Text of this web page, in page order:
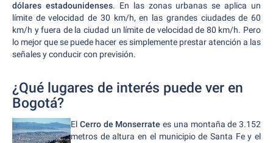
dólares estadounidenses. En las zonas urbanas se aplica un
límite de velocidad de 30 km/h, en las grandes ciudades de 60
km/h y fuera de la ciudad un límite de velocidad de 80 km/h. Pero
lo mejor que se puede hacer es simplemente prestar atención a las
señales y conducir con previsión.
¿Qué lugares de interés puede ver en
Bogotá?
El Cerro de Monserrate es una montaña de 3.152
metros de altura en el municipio de Santa Fe y el